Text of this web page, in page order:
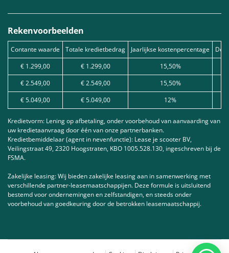
Rekenvoorbeelden
Contante waarde Totale kredietbedrag Jaarlijkse kostenpercentage
€ 1.299,00
€ 1.299,00
15,50%
€ 2.549,00
€ 2.549,00
15,50%
€ 5.049,00
€ 5.049,00 12%
Kredietvorm: Lening op afbetaling, onder voorbehoud van aanvaarding van
uw kredietaanvraag door één van onze partnerbanken.
Kredietbemiddelaar (agent in nevenfunctie): Lease je scooter BV,
Veilingstraat 49, 2320 Hoogstraten, KBO 1005.528.130, ingeschreven bij de
FSMA.
Zakelijke leasing: Wij bieden zakelijke leasing aan in samenwerking met
verschillende partner-leasemaatschappijen. Deze formule is uitsluitend
bestemd voor ondernemingen en zelfstandigen, en steeds onder
voorbehoud van goedkeuring door de betrokken leasemaatschappij.